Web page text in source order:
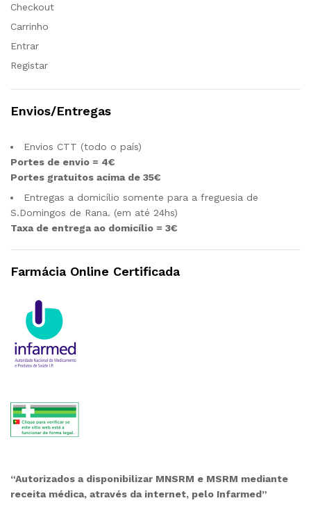
Checkout
Carrinho
Entrar
Registar
Envios/Entregas
Envios CTT (todo o país)
Portes de envio = 4€
Portes gratuitos acima de 35€
Entregas a domicílio somente para a freguesia de
S.Domingos de Rana. (em até 24hs)
Taxa de entrega ao domicílio = 3€
Farmácia Online Certificada
“Autorizados a disponibilizar MNSRM e MSRM mediante
receita médica, através da internet, pelo Infarmed”